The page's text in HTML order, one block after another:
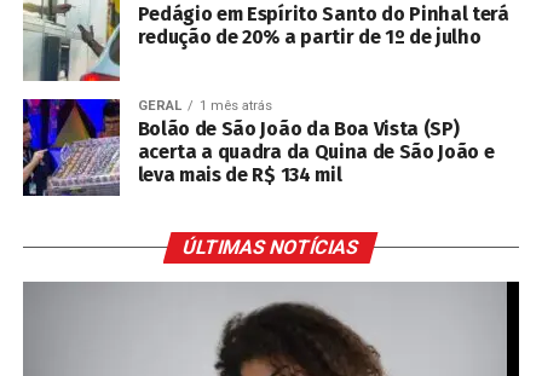
Pedágio em Espírito Santo do Pinhal terá
redução de 20% a partir de 1º de julho
GERAL 1 mês atrás
Bolão de São João da Boa Vista (SP)
acerta a quadra da Quina de São João e
leva mais de R$ 134 mil
ÚLTIMAS NOTÍCIAS